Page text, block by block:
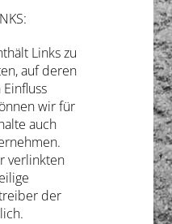
Links zu
auf deren
wir für
auch
verlinkten
der